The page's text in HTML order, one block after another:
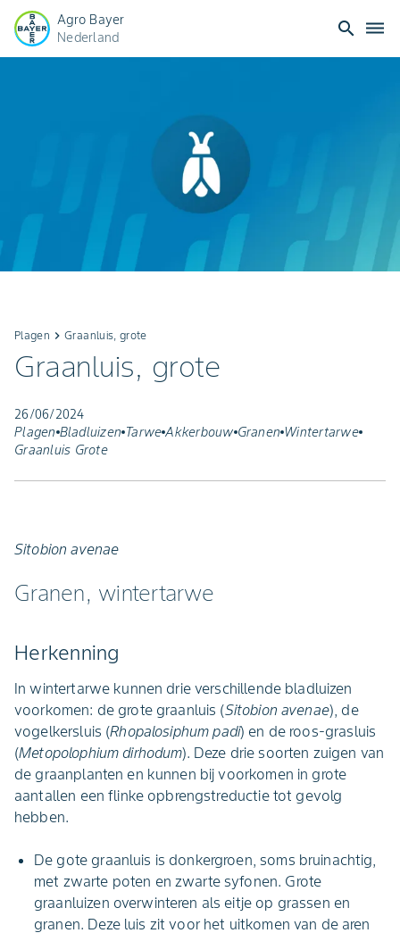
Agro Bayer
Nederland
search dehaze
Plagen keyboard_arrow_rightGraanluis, grote
Graanluis, grote
26/06/2024
Plagen Bladluizen Tarwe Akkerbouw Granen Wintertarwe
Graanluis Grote
Sitobion avenae
Granen, wintertarwe
Herkenning
In wintertarwe kunnen drie verschillende bladluizen
voorkomen: de grote graanluis (Sitobion avenae), de
vogelkersluis (Rhopalosiphum padi) en de roos-grasluis
(Metopolophium dirhodum). Deze drie soorten zuigen van
de graanplanten en kunnen bij voorkomen in grote
aantallen een flinke opbrengstreductie tot gevolg
hebben.
De gote graanluis is donkergroen, soms bruinachtig,
met zwarte poten en zwarte syfonen. Grote
graanluizen overwinteren als eitje op grassen en
granen. Deze luis zit voor het uitkomen van de aren